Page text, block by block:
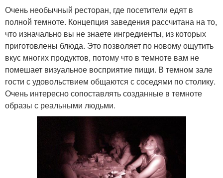
Очень необычный ресторан, где посетители едят в
полной темноте. Концепция заведения рассчитана на то,
что изначально вы не знаете ингредиенты, из которых
приготовлены блюда. Это позволяет по новому ощутить
вкус многих продуктов, потому что в темноте вам не
помешает визуальное восприятие пищи. В темном зале
гости с удовольствием общаются с соседями по столику.
Очень интересно сопоставлять созданные в темноте
образы с реальными людьми.